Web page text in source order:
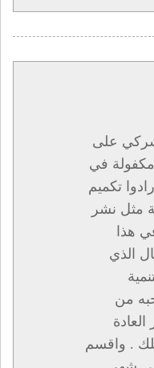
شركي على
مكفولة في
تكميم
مثل نشر
هذا
الذي
من
. واقسم